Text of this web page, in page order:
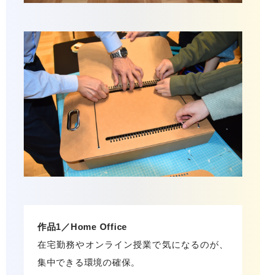
作品1／Home Office
在宅勤務やオンライン授業で気になるのが、
集中できる環境の確保。